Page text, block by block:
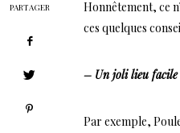
Honnêtement, ce
ces quelques
– Un joli lieu facile
Par exemple,
PARTAGER